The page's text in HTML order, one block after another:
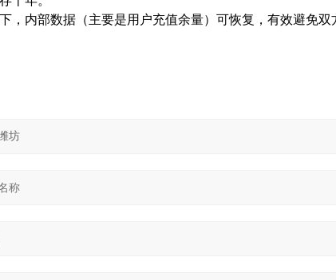
，内部数据（主要是用户充值余量）可恢复，有效避免双